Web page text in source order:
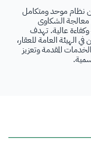
نظام موحد ومتكامل
معالجة الشكاوى
وكفاءة عالية. تهدف
الهيئة العامة للعقار،
المقدمة وتعزيز